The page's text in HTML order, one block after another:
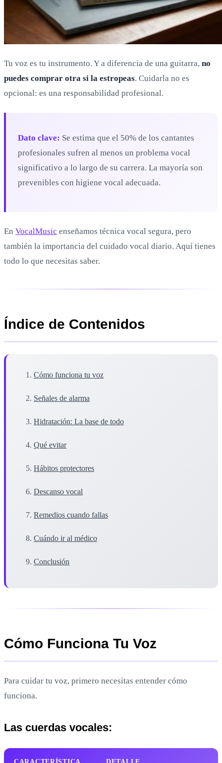
Tu voz es tu instrumento. Y a diferencia de una guitarra, no
puedes comprar otra si la estropeas. Cuidarla no es
opcional: es una responsabilidad profesional.
Dato clave: Se estima que el 50% de los cantantes
profesionales sufren al menos un problema vocal
significativo a lo largo de su carrera. La mayoría son
prevenibles con higiene vocal adecuada.
En VocalMusic enseñamos técnica vocal segura, pero
también la importancia del cuidado vocal diario. Aquí tienes
todo lo que necesitas saber.
Índice de Contenidos
Cómo funciona tu voz
Señales de alarma
Hidratación: La base de todo
Qué evitar
Hábitos protectores
Descanso vocal
Remedios cuando fallas
Cuándo ir al médico
Conclusión
Cómo Funciona Tu Voz
Para cuidar tu voz, primero necesitas entender cómo
funciona.
Las cuerdas vocales: